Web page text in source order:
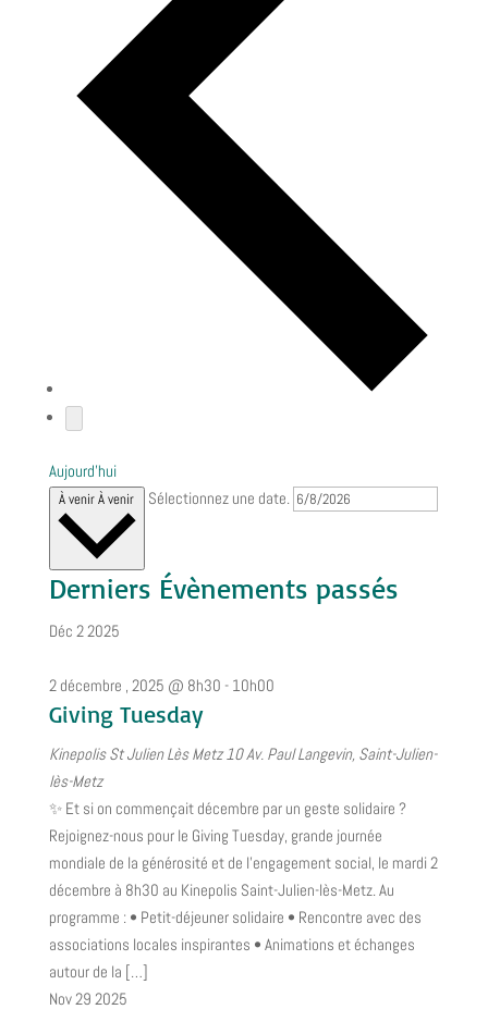
Aujourd’hui
À venirÀ venir Sélectionnez une date.
Derniers Évènements passés
Déc 22025
2 décembre , 2025 @ 8h30 - 10h00
Giving Tuesday
Kinepolis St Julien Lès Metz10 Av. Paul Langevin, Saint-Julien-
lès-Metz
✨ Et si on commençait décembre par un geste solidaire ?
Rejoignez-nous pour le Giving Tuesday, grande journée
mondiale de la générosité et de l’engagement social, le mardi 2
décembre à 8h30 au Kinepolis Saint-Julien-lès-Metz. Au
programme : • Petit-déjeuner solidaire • Rencontre avec des
associations locales inspirantes • Animations et échanges
autour de la […]
Nov29 2025